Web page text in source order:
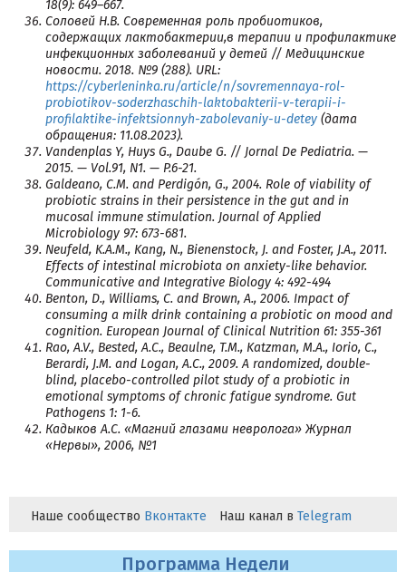
18(9): 649–667.
Соловей Н.В. Современная роль пробиотиков,
содержащих лактобактерии,в терапии и профилактике
инфекционных заболеваний у детей // Медицинские
новости. 2018. №9 (288). URL:
https://cyberleninka.ru/article/n/sovremennaya-rol-
probiotikov-soderzhaschih-laktobakterii-v-terapii-i-
profilaktike-infektsionnyh-zabolevaniy-u-detey (дата
обращения: 11.08.2023).
Vandenplas Y, Huys G., Daube G. // Jornal De Pediatria. —
2015. — Vol.91, N1. — P.6-21.
Galdeano, C.M. and Perdigón, G., 2004. Role of viability of
probiotic strains in their persistence in the gut and in
mucosal immune stimulation. Journal of Applied
Microbiology 97: 673-681.
Neufeld, K.A.M., Kang, N., Bienenstock, J. and Foster, J.A., 2011.
Effects of intestinal microbiota on anxiety-like behavior.
Communicative and Integrative Biology 4: 492-494
Benton, D., Williams, C. and Brown, A., 2006. Impact of
consuming a milk drink containing a probiotic on mood and
cognition. European Journal of Clinical Nutrition 61: 355-361
Rao, A.V., Bested, A.C., Beaulne, T.M., Katzman, M.A., Iorio, C.,
Berardi, J.M. and Logan, A.C., 2009. A randomized, double-
blind, placebo-controlled pilot study of a probiotic in
emotional symptoms of chronic fatigue syndrome. Gut
Pathogens 1: 1-6.
Кадыков А.С. «Магний глазами невролога» Журнал
«Нервы», 2006, №1
Наше сообщество Вконтакте Наш канал в Telegram
Программа Недели